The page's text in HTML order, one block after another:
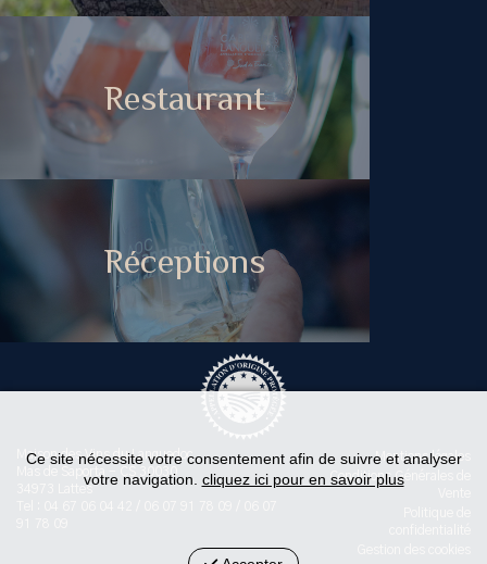
Restaurant
Réceptions
Maison des Vins du Languedoc
Mas de Saporta - CS 30030
34973 Lattes
Mentions légales
Conditions Générales de
Ce site nécessite votre consentement afin de suivre et analyser
votre navigation. cliquez ici pour en savoir plus